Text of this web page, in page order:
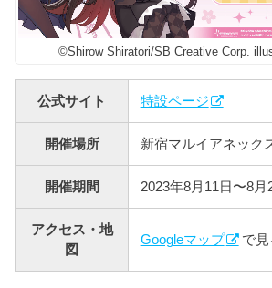
©Shirow Shiratori/SB Creative Corp.
公式サイト 特設ページ
開催場所 新宿マルイアネック
開催期間 2023年8月11日〜8月
アクセス・地
図
Googleマップ で見